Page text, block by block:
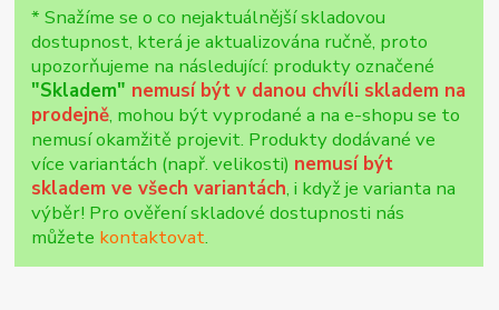
* Snažíme se o co nejaktuálnější skladovou
dostupnost, která je aktualizována ručně, proto
upozorňujeme na následující: produkty označené
"Skladem" nemusí být v danou chvíli skladem na
prodejně, mohou být vyprodané a na e-shopu se to
nemusí okamžitě projevit. Produkty dodávané ve
více variantách (např. velikosti) nemusí být
skladem ve všech variantách, i když je varianta na
výběr! Pro ověření skladové dostupnosti nás
můžete kontaktovat.